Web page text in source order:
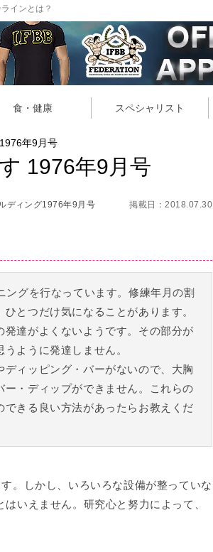
インとは？
食・健康 スペシャリスト
年9月号
1976年9月号
ディング1976年9月号 掲載日：2018.07.30
グを行なっています。修練年月の割
とつだけ気になることがあります。
達がよくないようです。その部分が
ように発達しません。
ィッピング・バーがないので、大胸
・ディップができません。これらの
きる良い方法があったらお教えくだ
。しかし、いろいろな設備が整っていな
いえません。研究心と努力によって、